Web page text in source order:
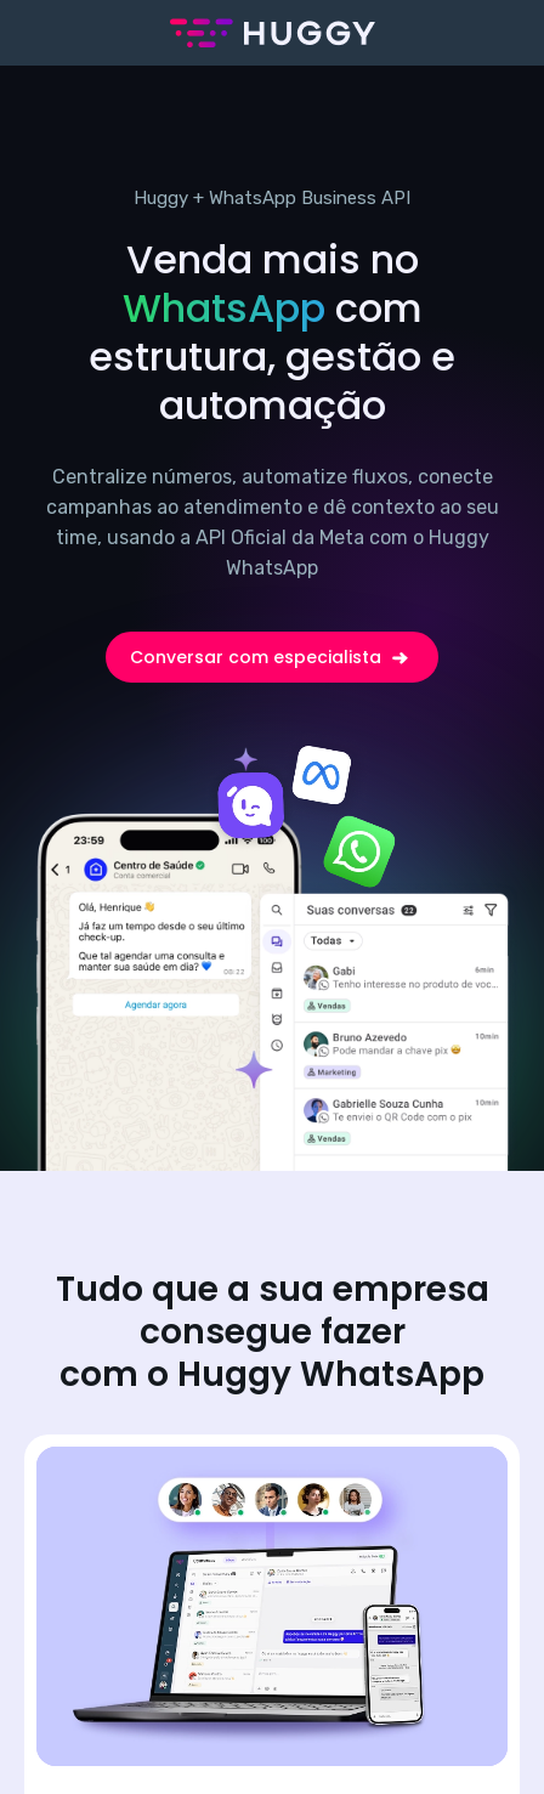
Huggy + WhatsApp Business API
Venda mais no
WhatsApp com
estrutura, gestão e
automação
Centralize números, automatize fluxos, conecte
campanhas ao atendimento e dê contexto ao seu
time, usando a API Oficial da Meta com o Huggy
WhatsApp
Conversar com especialista
Tudo que a sua empresa
consegue fazer
com o Huggy WhatsApp